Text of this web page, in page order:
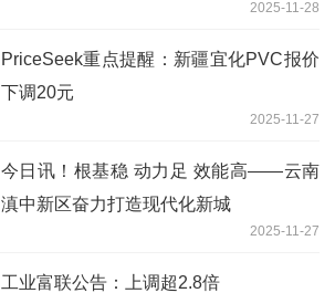
2025-11-28
PriceSeek重点提醒：新疆宜化PVC报价
下调20元
2025-11-27
今日讯！根基稳 动力足 效能高——云南
滇中新区奋力打造现代化新城
2025-11-27
工业富联公告：上调超2.8倍